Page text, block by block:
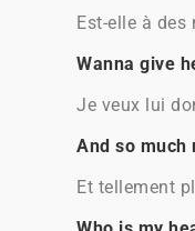
Est-elle à des
Wanna give
Je veux lui
And so much
Et tellement